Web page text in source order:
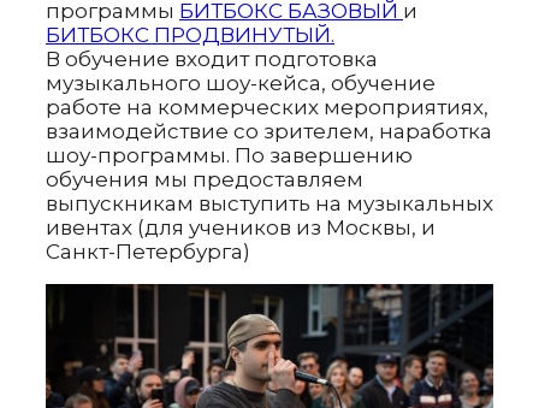
программы БИТБОКС БАЗОВЫЙ и
БИТБОКС ПРОДВИНУТЫЙ.
В обучение входит подготовка
музыкального шоу-кейса, обучение
работе на коммерческих мероприятиях,
взаимодействие со зрителем, наработка
шоу-программы. По завершению
обучения мы предоставляем
выпускникам выступить на музыкальных
ивентах (для учеников из Москвы, и
Санкт-Петербурга)